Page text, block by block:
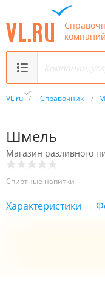
компаний
VL.ru / Справочник /
Шмель
Магазин разливного
Спиртные напитки
Характеристики